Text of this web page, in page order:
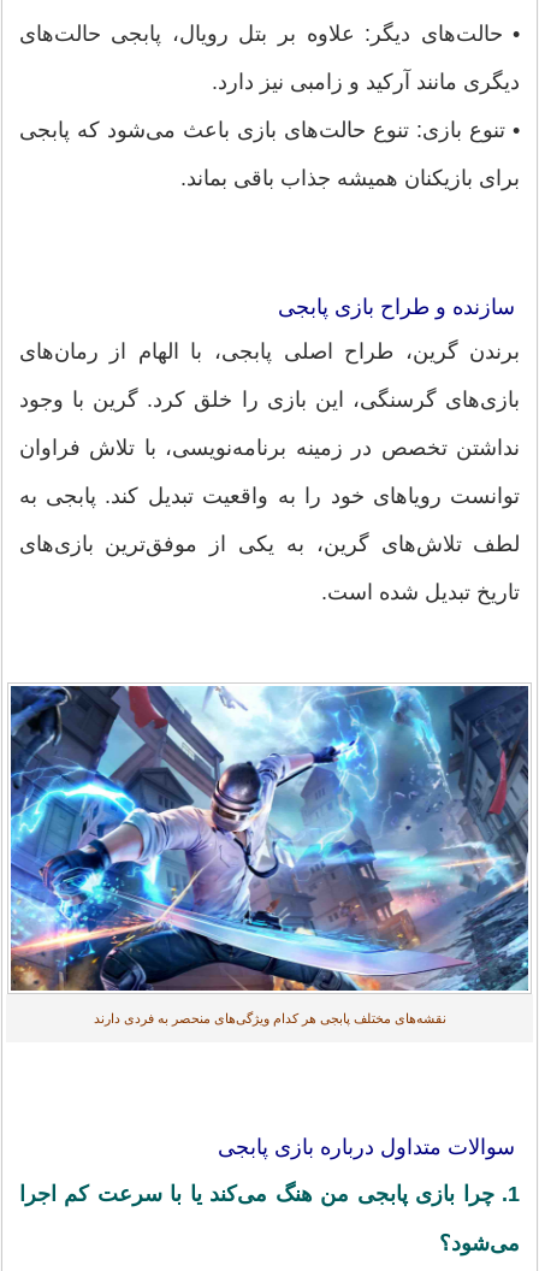
• حالت‌های دیگر: علاوه بر بتل رویال، پابجی حالت‌های
دیگری مانند آرکید و زامبی نیز دارد.
• تنوع بازی: تنوع حالت‌های بازی باعث می‌شود که پابجی
برای بازیکنان همیشه جذاب باقی بماند.
سازنده و طراح بازی پابجی
برندن گرین، طراح اصلی پابجی، با الهام از رمان‌های
بازی‌های گرسنگی، این بازی را خلق کرد. گرین با وجود
نداشتن تخصص در زمینه برنامه‌نویسی، با تلاش فراوان
توانست رویاهای خود را به واقعیت تبدیل کند. پابجی به
لطف تلاش‌های گرین، به یکی از موفق‌ترین بازی‌های
تاریخ تبدیل شده است.
نقشه‌های مختلف پابجی هر کدام ویژگی‌های منحصر به فردی دارند
سوالات متداول درباره بازی پابجی
1. چرا بازی پابجی من هنگ می‌کند یا با سرعت کم اجرا
می‌شود؟